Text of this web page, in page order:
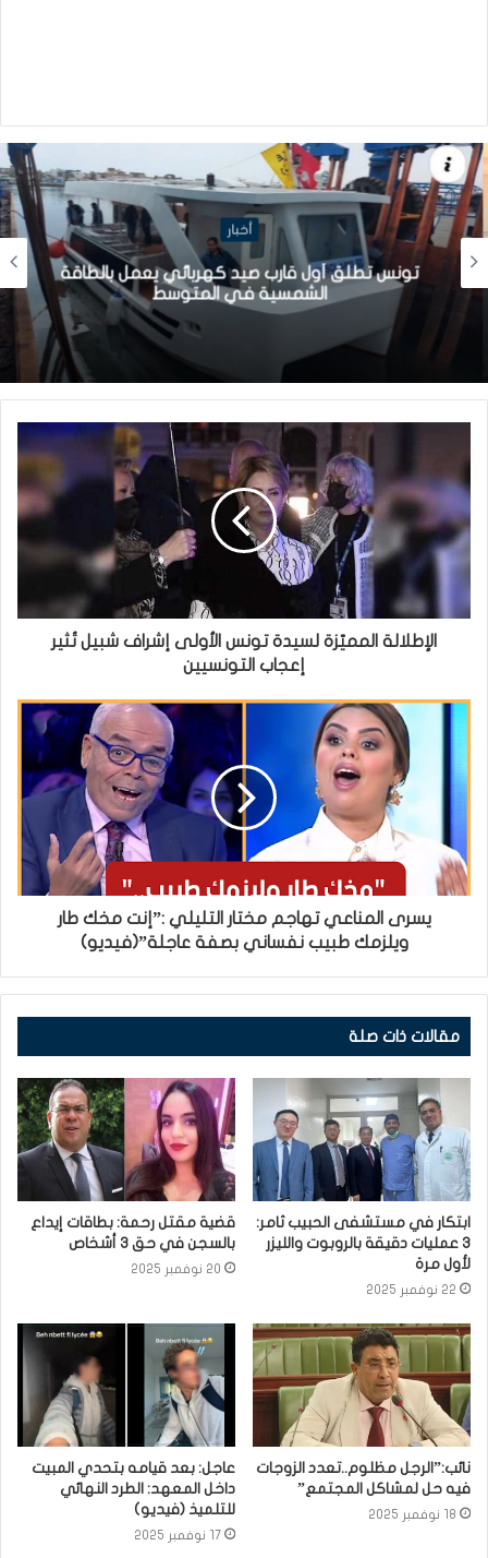
أخبار
تونس تطلق أول قارب صيد كهربائي يعمل بالطاقة
الشمسية في المتوسط
الإطلالة المميّزة لسيدة تونس الأولى إشراف شبيل تُثير
إعجاب التونسيين
يسرى المناعي تهاجم مختار التليلي :”إنت مخك طار
ويلزمك طبيب نفساني بصفة عاجلة”(فيديو)
مقالات ذات صلة
ابتكار في مستشفى الحبيب ثامر:
3 عمليات دقيقة بالروبوت والليزر
لأول مرة
22 نوفمبر 2025
قضية مقتل رحمة: بطاقات إيداع
بالسجن في حق 3 أشخاص
20 نوفمبر 2025
نائب:”الرجل مظلوم..تعدد الزوجات
فيه حل لمشاكل المجتمع”
18 نوفمبر 2025
عاجل: بعد قيامه بتحدي المبيت
داخل المعهد: الطرد النهائي
للتلميذ (فيديو)
17 نوفمبر 2025